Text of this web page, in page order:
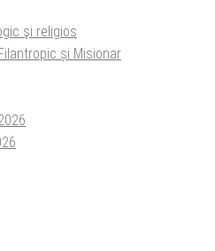
şi religios
și Misionar